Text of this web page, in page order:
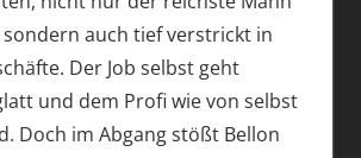
auch tief verstrickt in
Der Job selbst geht
und dem Profi wie von selbst
Doch im Abgang stößt Bellon